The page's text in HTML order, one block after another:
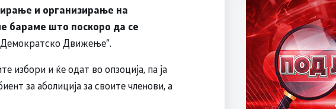
и организирање на
бараме што поскоро да се
Движење“.
избори и ќе одат во опзоција, па ја
за аболиција за своите членови, а